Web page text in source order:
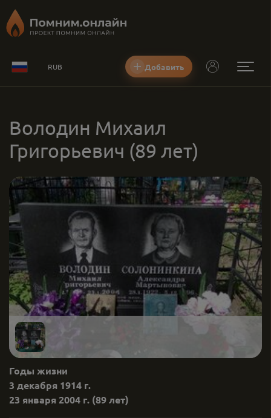
RUB Добавить
Володин Михаил
Григорьевич (89 лет)
Годы жизни
3 декабря 1914 г.
23 января 2004 г. (89 лет)